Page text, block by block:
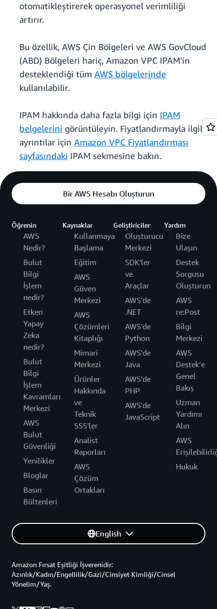
otomatikleştirerek operasyonel verimliliği
artırır.
Bu özellik, AWS Çin Bölgeleri ve AWS GovCloud
(ABD) Bölgeleri hariç, Amazon VPC IPAM'in
desteklendiği tüm AWS bölgelerinde
kullanılabilir.
IPAM hakkında daha fazla bilgi için IPAM
belgelerini görüntüleyin. Fiyatlandırmayla ilgili
ayrıntılar için Amazon VPC Fiyatlandırması
sayfasındaki IPAM sekmesine bakın.
Bir AWS Hesabı Oluşturun
Öğrenin
AWS
Nedir?
Bulut
Bilgi
İşlem
nedir?
Etken
Yapay
Zeka
nedir?
Bulut
Bilgi
İşlem
Kavramları
Merkezi
AWS
Bulut
Güvenliği
Yenilikler
Bloglar
Basın
Bültenleri
Kaynaklar
Kullanmaya
Başlama
Eğitim
AWS
Güven
Merkezi
AWS
Çözümleri
Kitaplığı
Mimari
Merkezi
Ürünler
Hakkında
ve
Teknik
SSS'ler
Analist
Raporları
AWS
Çözüm
Ortakları
Geliştiriciler
Oluşturucu
Merkezi
SDK'ler
ve
Araçlar
AWS'de
.NET
AWS'de
Python
AWS'de
Java
AWS'de
PHP
AWS'de
JavaScript
Yardım
Bize
Ulaşın
Destek
Sorgusu
Oluşturun
AWS
re:Post
Bilgi
Merkezi
AWS
Destek’e
Genel
Bakış
Uzman
Yardımı
Alın
AWS
Hukuk
English
Amazon Fırsat Eşitliği İşverenidir:
Azınlık/Kadın/Engellilik/Gazi/Cinsiyet Kimliği/Cinsel
Yönelim/Yaş.